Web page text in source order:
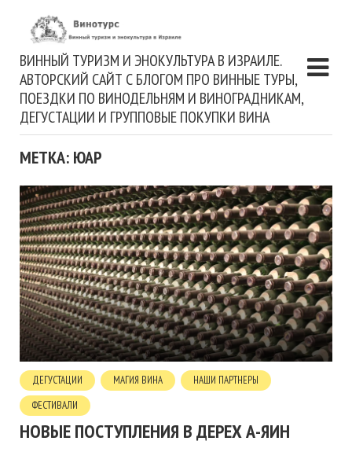
ВИННЫЙ ТУРИЗМ И ЭНОКУЛЬТУРА В ИЗРАИЛЕ.
АВТОРСКИЙ САЙТ С БЛОГОМ ПРО ВИННЫЕ ТУРЫ,
ПОЕЗДКИ ПО ВИНОДЕЛЬНЯМ И ВИНОГРАДНИКАМ,
ДЕГУСТАЦИИ И ГРУППОВЫЕ ПОКУПКИ ВИНА
МЕТКА: ЮАР
ДЕГУСТАЦИИ МАГИЯ ВИНА
НАШИ ПАРТНЕРЫ
ФЕСТИВАЛИ
НОВЫЕ ПОСТУПЛЕНИЯ В ДЕРЕХ А-ЯИН